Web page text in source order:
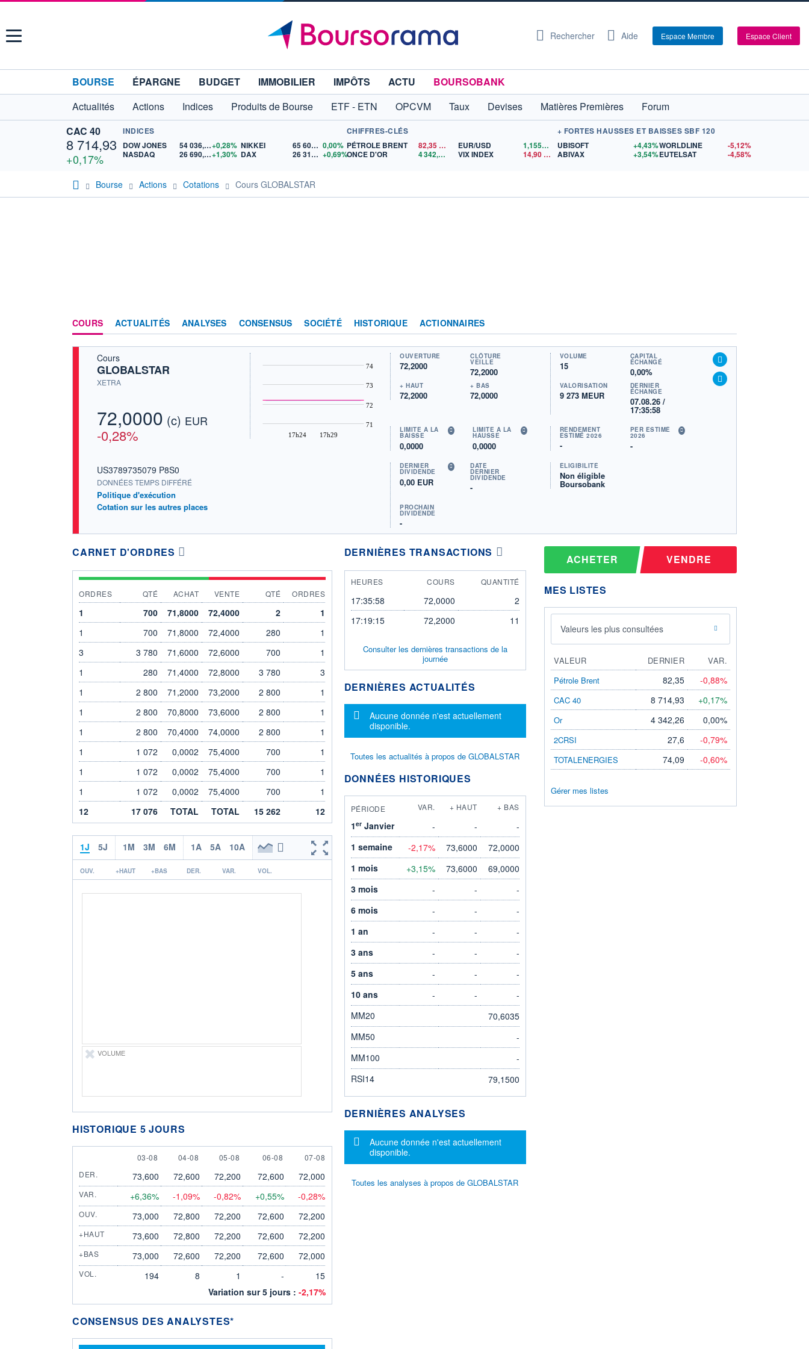
Menu Rechercher Aide Espace Membre Espace Client
BOURSE ÉPARGNE BUDGET IMMOBILIER IMPÔTS ACTU
BOURSOBANK
Actualités
Actions Indices Produits de Bourse ETF - ETN OPCVM Taux Devises Matières Premières
Forum
CAC 40
8 714,93
+0,17%
INDICES
DOW JONES
54 036,93+0,28%
NASDAQ
26 690,62+1,30%
NIKKEI 65 606,71 0,00%
DAX
26 319,45 +0,69%
CHIFFRES-CLÉS
PÉTROLE BRENT
82,35$US
ONCE D'OR
4 342,26 $US
EUR/USD 1,1559$US
VIX INDEX
14,90
+ FORTES HAUSSES ET BAISSES SBF 120
UBISOFT
+4,43%
ABIVAX
+3,54%
WORLDLINE
-5,12%
EUTELSAT
-4,58%
Bourse Actions Cotations Cours GLOBALSTAR
COURS ACTUALITÉS ANALYSES CONSENSUS SOCIÉTÉ HISTORIQUE ACTIONNAIRES
Cours
GLOBALSTAR
XETRA
72,0000 (c) EUR
-0,28%
US3789735079 P8S0
DONNÉES TEMPS DIFFÉRÉ
Politique d'exécution
Cotation sur les autres places
17h24 17h29
71
72
73
74
OUVERTURE
72,2000
CLÔTURE
VEILLE
72,2000
+ HAUT
72,2000
+ BAS
72,0000
VOLUME
15
CAPITAL
ÉCHANGÉ
0,00%
VALORISATION
9 273 MEUR
DERNIER
ÉCHANGE
07.08.26 /
17:35:58
LIMITE À LA
BAISSE
0,0000
LIMITE À LA
HAUSSE
0,0000
RENDEMENT
ESTIMÉ 2026
-
PER ESTIMÉ
2026
-
DERNIER
DIVIDENDE
0,00 EUR
DATE
DERNIER
DIVIDENDE
-
PROCHAIN
DIVIDENDE
-
ÉLIGIBILITÉ
Non éligible
Boursobank
CARNET D'ORDRES
ORDRES QTÉ ACHAT VENTE QTÉ ORDRES
1 700 71,8000 72,4000 2
1
1
700 71,8000 72,4000 280
1
3
3 780 71,6000 72,6000 700
1
1
280 71,4000 72,8000 3 780
3
1
2 800 71,2000 73,2000 2 800
1
1
2 800 70,8000 73,6000 2 800
1
1
2 800 70,4000 74,0000 2 800
1
1
1 072 0,0002 75,4000 700
1
1
1 072 0,0002 75,4000 700
1
1
1 072 0,0002 75,4000 700
1
12
17 076 TOTAL TOTAL 15 262 12
1J 5J 1M 3M 6M 1A 5A 10A
OUV. +HAUT +BAS DER. VAR. VOL.
VOLUME
HISTORIQUE 5 JOURS
3 AUGUST
03-08 4 AUGUST
04-08 5 AUGUST
05-08 6 AUGUST
06-08 7 AUGUST
07-08
DER.
73,600 72,600 72,200 72,600 72,000
VAR. +6,36% -1,09% -0,82% +0,55% -0,28%
OUV. 73,000 72,800 72,200 72,600 72,200
+HAUT 73,600 72,800 72,200 72,600 72,200
+BAS 73,000 72,600 72,200 72,600 72,000
VOL. 194 8 1 -
15
Variation sur 5 jours : -2,17%
CONSENSUS DES ANALYSTES*
DERNIÈRES TRANSACTIONS
HEURES COURS QUANTITÉ
17:35:58 72,0000
2
17:19:15
72,2000 11
Consulter les dernières transactions de la
journée
DERNIÈRES ACTUALITÉS
Message d'information
Aucune donnée n'est actuellement
disponible.
Toutes les actualités à propos de GLOBALSTAR
DONNÉES HISTORIQUES
PÉRIODE VAR. + HAUT + BAS
1erJanvier - -
-
1 semaine
-2,17% 73,6000
72,0000
1 mois
+3,15% 73,6000
69,0000
3 mois
- -
-
6 mois
- -
-
1 an
- -
-
3 ans
- -
-
5 ans
- -
-
10 ans
- -
-
MM20
70,6035
MM50
-
MM100
-
RSI14
79,1500
DERNIÈRES ANALYSES
Message d'information
Aucune donnée n'est actuellement
disponible.
Toutes les analyses à propos de GLOBALSTAR
ACHETER VENDRE
MES LISTES
Valeurs les plus consultées
VALEUR DERNIER
VAR.
Pétrole Brent
82,35 -0,88%
CAC 40 8 714,93 +0,17%
Or 4 342,26 0,00%
2CRSI 27,6 -0,79%
TOTALENERGIES 74,09 -0,60%
Gérer mes listes